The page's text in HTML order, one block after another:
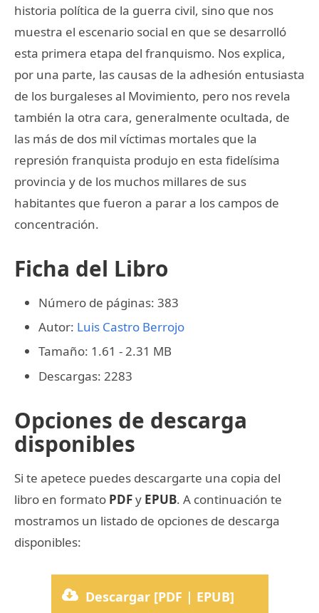
historia política de la guerra civil, sino que nos
muestra el escenario social en que se desarrolló
esta primera etapa del franquismo. Nos explica,
por una parte, las causas de la adhesión entusiasta
de los burgaleses al Movimiento, pero nos revela
también la otra cara, generalmente ocultada, de
las más de dos mil víctimas mortales que la
represión franquista produjo en esta fidelísima
provincia y de los muchos millares de sus
habitantes que fueron a parar a los campos de
concentración.
Ficha del Libro
Número de páginas: 383
Autor: Luis Castro Berrojo
Tamaño: 1.61 - 2.31 MB
Descargas: 2283
Opciones de descarga
disponibles
Si te apetece puedes descargarte una copia del
libro en formato PDFy EPUB. A continuación te
mostramos un listado de opciones de descarga
disponibles:
Descargar [PDF | EPUB]